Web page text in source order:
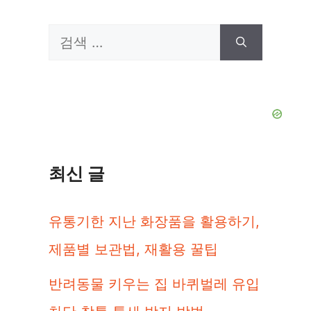
검
최신 글
유통기한 지난 화장품을 활용하기,
제품별 보관법, 재활용 꿀팁
반려동물 키우는 집 바퀴벌레 유입